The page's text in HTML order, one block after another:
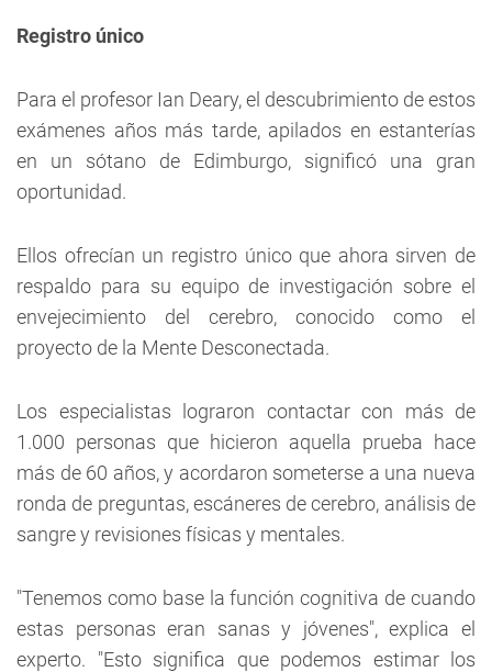
Registro único
Para el profesor Ian Deary, el descubrimiento de estos
exámenes años más tarde, apilados en estanterías
en un sótano de Edimburgo, significó una gran
oportunidad.
Ellos ofrecían un registro único que ahora sirven de
respaldo para su equipo de investigación sobre el
envejecimiento del cerebro, conocido como el
proyecto de la Mente Desconectada.
Los especialistas lograron contactar con más de
1.000 personas que hicieron aquella prueba hace
más de 60 años, y acordaron someterse a una nueva
ronda de preguntas, escáneres de cerebro, análisis de
sangre y revisiones físicas y mentales.
"Tenemos como base la función cognitiva de cuando
estas personas eran sanas y jóvenes", explica el
experto. "Esto significa que podemos estimar los